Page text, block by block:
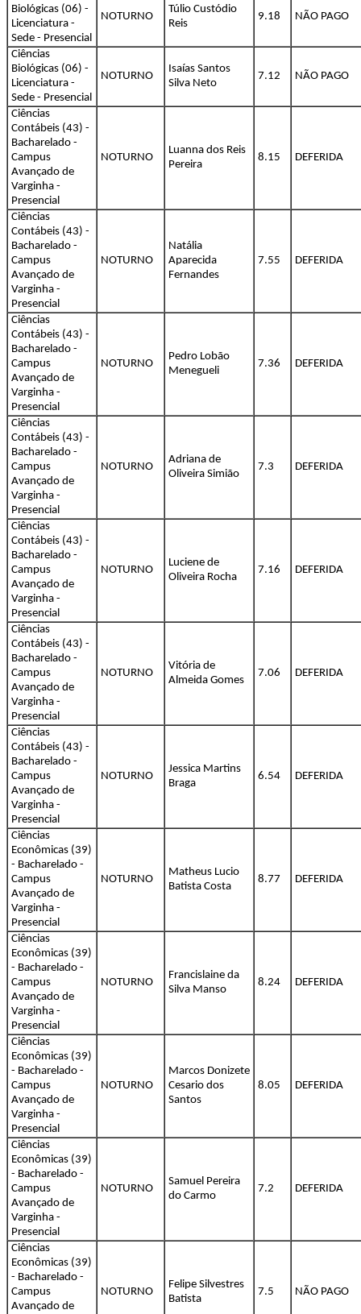
Biológicas (06) -
Licenciatura -
Sede - Presencial
NOTURNO
Túlio Custódio
Reis
9.18 NÃO PAGO
Ciências
Biológicas (06) -
Licenciatura -
Sede - Presencial
NOTURNO
Isaías Santos
Silva Neto
7.12 NÃO PAGO
Ciências
Contábeis (43) -
Bacharelado -
Campus
Avançado de
Varginha -
Presencial
NOTURNO
Luanna dos Reis
Pereira
8.15 DEFERIDA
Ciências
Contábeis (43) -
Bacharelado -
Campus
Avançado de
Varginha -
Presencial
NOTURNO
Natália
Aparecida
Fernandes
7.55 DEFERIDA
Ciências
Contábeis (43) -
Bacharelado -
Campus
Avançado de
Varginha -
Presencial
NOTURNO
Pedro Lobão
Menegueli
7.36 DEFERIDA
Ciências
Contábeis (43) -
Bacharelado -
Campus
Avançado de
Varginha -
Presencial
NOTURNO
Adriana de
Oliveira Simião
7.3 DEFERIDA
Ciências
Contábeis (43) -
Bacharelado -
Campus
Avançado de
Varginha -
Presencial
NOTURNO
Luciene de
Oliveira Rocha
7.16 DEFERIDA
Ciências
Contábeis (43) -
Bacharelado -
Campus
Avançado de
Varginha -
Presencial
NOTURNO
Vitória de
Almeida Gomes
7.06 DEFERIDA
Ciências
Contábeis (43) -
Bacharelado -
Campus
Avançado de
Varginha -
Presencial
NOTURNO
Jessica Martins
Braga
6.54 DEFERIDA
Ciências
Econômicas (39)
- Bacharelado -
Campus
Avançado de
Varginha -
Presencial
NOTURNO
Matheus Lucio
Batista Costa
8.77 DEFERIDA
Ciências
Econômicas (39)
- Bacharelado -
Campus
Avançado de
Varginha -
Presencial
NOTURNO
Francislaine da
Silva Manso
8.24 DEFERIDA
Ciências
Econômicas (39)
- Bacharelado -
Campus
Avançado de
Varginha -
Presencial
NOTURNO
Marcos Donizete
Cesario dos
Santos
8.05 DEFERIDA
Ciências
Econômicas (39)
- Bacharelado -
Campus
Avançado de
Varginha -
Presencial
NOTURNO
Samuel Pereira
do Carmo
7.2 DEFERIDA
Ciências
Econômicas (39)
- Bacharelado -
Campus
Avançado de
NOTURNO
Felipe Silvestres
Batista
7.5 NÃO PAGO